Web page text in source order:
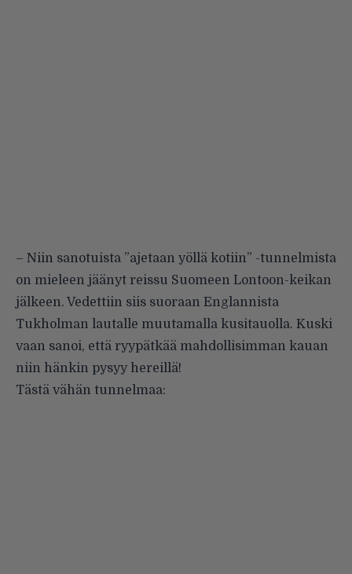
– Niin sanotuista ”ajetaan yöllä kotiin” -tunnelmista
on mieleen jäänyt reissu Suomeen Lontoon-keikan
jälkeen. Vedettiin siis suoraan Englannista
Tukholman lautalle muutamalla kusitauolla. Kuski
vaan sanoi, että ryypätkää mahdollisimman kauan
niin hänkin pysyy hereillä!
Tästä vähän tunnelmaa: